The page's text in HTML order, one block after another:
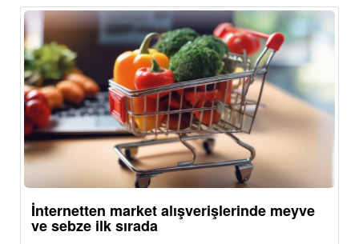
İnternetten market alışverişlerinde meyve
ve sebze ilk sırada